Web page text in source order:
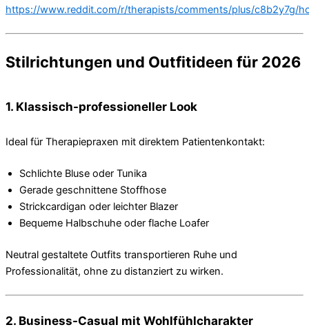
https://www.reddit.com/r/therapists/comments/plus/c8b2y7g/
Stilrichtungen und Outfitideen für 2026
1. Klassisch-professioneller Look
Ideal für Therapiepraxen mit direktem Patientenkontakt:
Schlichte Bluse oder Tunika
Gerade geschnittene Stoffhose
Strickcardigan oder leichter Blazer
Bequeme Halbschuhe oder flache Loafer
Neutral gestaltete Outfits transportieren Ruhe und
Professionalität, ohne zu distanziert zu wirken.
2. Business-Casual mit Wohlfühlcharakter